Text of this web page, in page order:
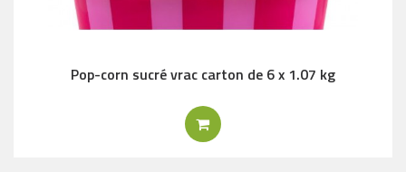
Pop-corn sucré vrac carton de 6 x 1.07 kg